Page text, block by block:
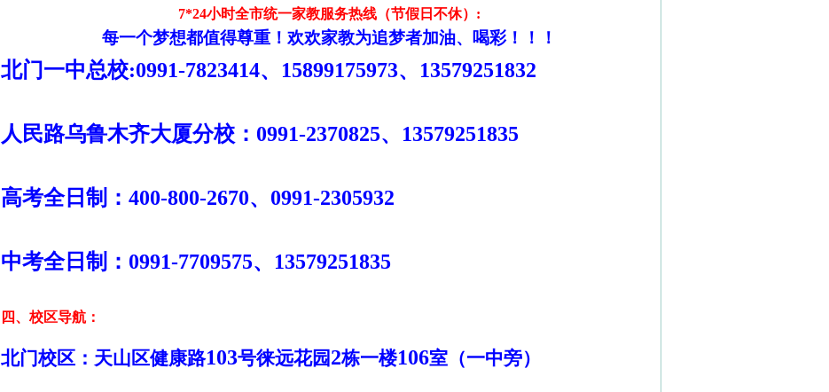
7*24小时全市统一家教服务热线（节假日不休） :
每一个梦想都值得尊重！欢欢家教为追梦者加油、喝彩！！！
北门一中总校:0991-7823414、 15899175973、 13579251832
人民路乌鲁木齐大厦分校： 0991-2370825、 13579251835
高考全日制： 400-800-2670、 0991-2305932
中考全日制： 0991-7709575、 13579251835
四、校区导航：
北门校区：天山区健康路103号徕远花园2栋一楼106室（一中旁）